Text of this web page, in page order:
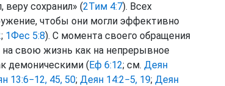
сохранил» (2Тим 4:7). Всех
чтобы они могли эффективно
; 1Фес 5:8). С момента своего обращения
свою жизнь как на непрерывное
демоническими (Еф 6:12; см. Деян
13:6−12, 45, 50; Деян 14:2−5, 19; Деян